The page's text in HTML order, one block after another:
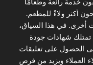
أكثر ولاءً للمطعم.
أخرى. في هذا السياق،
تمتلك شهادات جودة
الحصول على تعليقات
العملاء ويزيد من فرص